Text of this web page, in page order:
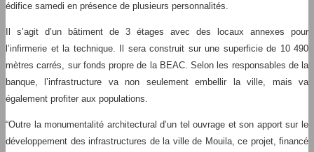
édifice samedi en présence de plusieurs personnalités.
Il s’agit d’un bâtiment de 3 étages avec des locaux annexes pour
l’infirmerie et la technique. Il sera construit sur une superficie de 10 490
mètres carrés, sur fonds propre de la BEAC. Selon les responsables de la
banque, l’infrastructure va non seulement embellir la ville, mais va
également profiter aux populations.
“Outre la monumentalité architectural d’un tel ouvrage et son apport sur le
développement des infrastructures de la ville de Mouila, ce projet, financé